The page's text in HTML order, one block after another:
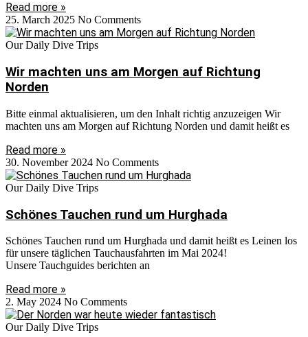
Read more »
25. March 2025 No Comments
Our Daily Dive Trips
Wir machten uns am Morgen auf Richtung
Norden
Bitte einmal aktualisieren, um den Inhalt richtig anzuzeigen Wir
machten uns am Morgen auf Richtung Norden und damit heißt es
Read more »
30. November 2024 No Comments
Our Daily Dive Trips
Schönes Tauchen rund um Hurghada
Schönes Tauchen rund um Hurghada und damit heißt es Leinen los
für unsere täglichen Tauchausfahrten im Mai 2024!
Unsere Tauchguides berichten an
Read more »
2. May 2024 No Comments
Our Daily Dive Trips